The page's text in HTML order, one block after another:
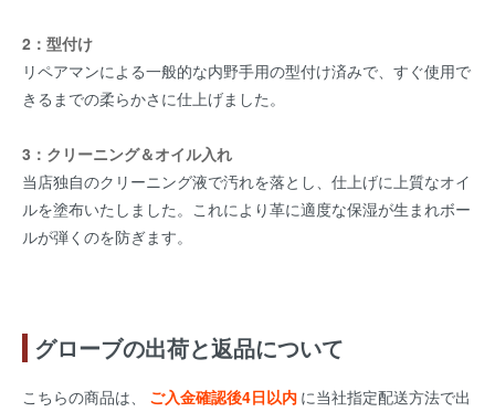
2：型付け
リペアマンによる一般的な内野手用の型付け済みで、すぐ使用で
きるまでの柔らかさに仕上げました。
3：クリーニング＆オイル入れ
当店独自のクリーニング液で汚れを落とし、仕上げに上質なオイ
ルを塗布いたしました。これにより革に適度な保湿が生まれボー
ルが弾くのを防ぎます。
グローブの出荷と返品について
こちらの商品は、 ご入金確認後4日以内 に当社指定配送方法で出